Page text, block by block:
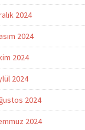
2024
2024
2024
2024
2024
2024